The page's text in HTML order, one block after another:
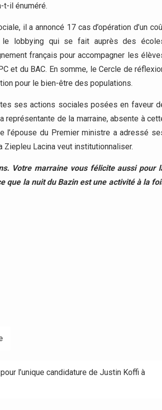
t-il énuméré.
il a annoncé 17 cas d’opération d’un
lobbying qui se fait auprès des
français pour accompagner les
et du BAC. En somme, le Cercle de
pour le bien-être des populations.
ses actions sociales posées en faveur
représentante de la marraine, absente à
l’épouse du Premier ministre a adressé
Lacina veut institutionnaliser.
Votre marraine vous félicite aussi pour
que la nuit du Bazin est une activité à la
l’unique candidature de Justin Koffi à